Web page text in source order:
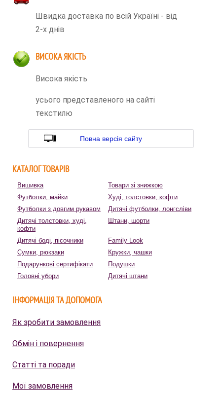
Швидка доставка по всій Україні - від
2-х днів
ВИСОКА ЯКІСТЬ
Висока якість
усього представленого на сайті
текстилю
Повна версія сайту
КАТАЛОГ ТОВАРІВ
Вишивка
Товари зі знижкою
Футболки, майки
Худі, толстовки, кофти
Футболки з довгим рукавом
Дитячі футболки, лонгсліви
Дитячі толстовки, худі,
кофти
Штани, шорти
Дитячі боді, пісочники
Family Look
Сумки, рюкзаки
Кружки, чашки
Подарункові сертифікати
Подушки
Головні убори
Дитячі штани
ІНФОРМАЦІЯ ТА ДОПОМОГА
Як зробити замовлення
Обмін і повернення
Статті та поради
Мої замовлення